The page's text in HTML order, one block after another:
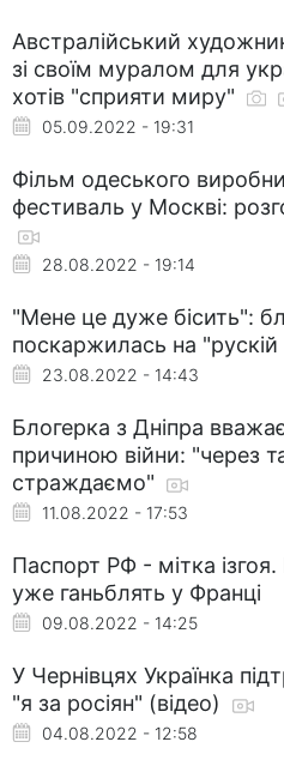
Австралійський
зі своїм муралом для
хотів "сприяти миру"
05.09.2022 - 19:31
Фільм одеського
фестиваль у Москві:
28.08.2022 - 19:14
"Мене це дуже бісить":
поскаржилась на "рускій
23.08.2022 - 14:43
Блогерка з Дніпра
причиною війни: "через
страждаємо"
11.08.2022 - 17:53
Паспорт РФ - мітка ізгоя.
уже ганьблять у Франці
09.08.2022 - 14:25
У Чернівцях Українка
"я за росіян" (відео)
04.08.2022 - 12:58